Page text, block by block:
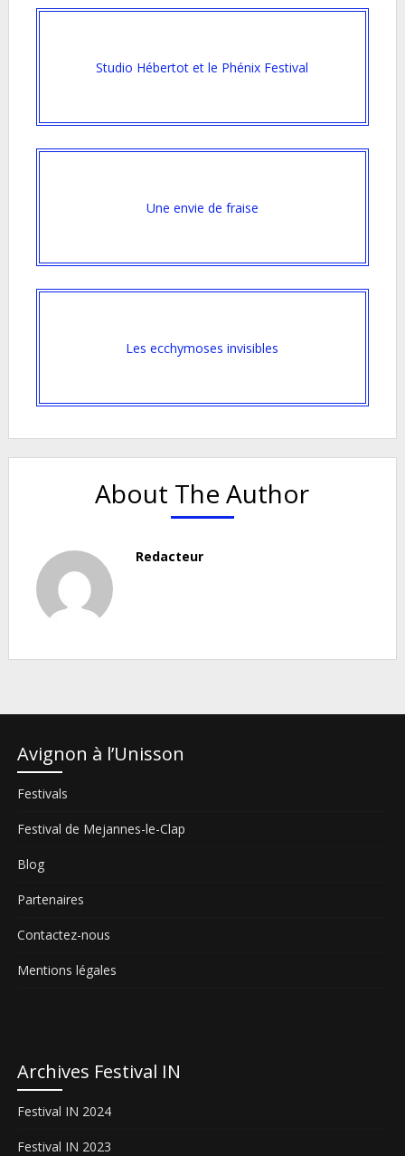
Studio Hébertot et le Phénix Festival
Une envie de fraise
Les ecchymoses invisibles
About The Author
Redacteur
Avignon à l’Unisson
Festivals
Festival de Mejannes-le-Clap
Blog
Partenaires
Contactez-nous
Mentions légales
Archives Festival IN
Festival IN 2024
Festival IN 2023